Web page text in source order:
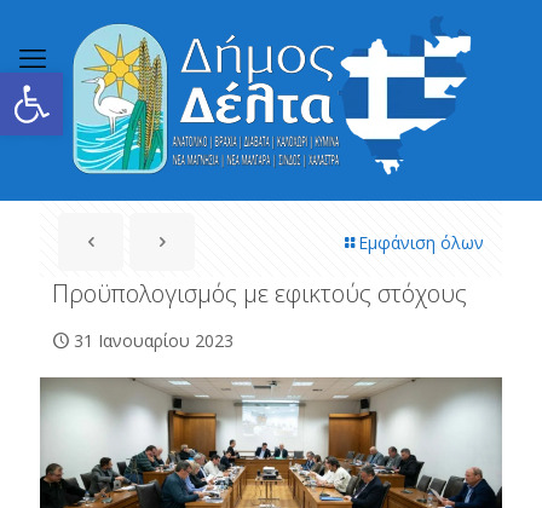
Ανοίξτε τη γραμμή εργαλείων
Εμφάνιση όλων
Προϋπολογισμός με εφικτούς στόχους
31 Ιανουαρίου 2023